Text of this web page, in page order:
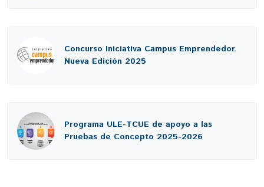
Concurso Iniciativa Campus Emprendedor.
Nueva Edición 2025
Programa ULE-TCUE de apoyo a las
Pruebas de Concepto 2025-2026